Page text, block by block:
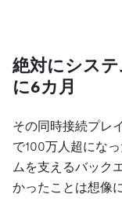
絶対にシス
に6カ月
その同時接続プレ
で100万人超にな
ムを支えるバック
かったことは想像